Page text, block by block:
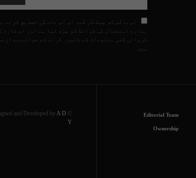
اس باکس کو چیک کر کے، آپ اس بات کی تصدیق کرتے
ہمارے استعمال کی شرائط کو پڑھ لیا ہے اور اس فارم
کروائی گئی معلومات کے ذخیرہ کرنے کے حوالے سے ان
ہیں۔
Editorial Team
Ownership
© Copyright 2025. Designed and Developed by
A D
Y